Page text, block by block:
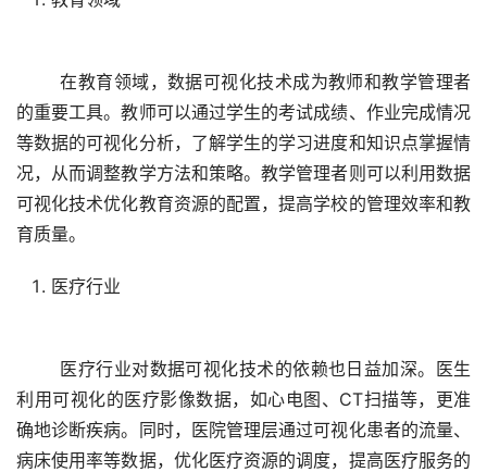
	在教育领域，数据可视化技术成为教师和教学管理者
的重要工具。教师可以通过学生的考试成绩、作业完成情况
等数据的可视化分析，了解学生的学习进度和知识点掌握情
况，从而调整教学方法和策略。教学管理者则可以利用数据
可视化技术优化教育资源的配置，提高学校的管理效率和教
医疗行业
利用可视化的医疗影像数据，如心电图、CT扫描等，更准
确地诊断疾病。同时，医院管理层通过可视化患者的流量、
病床使用率等数据，优化医疗资源的调度，提高医疗服务的